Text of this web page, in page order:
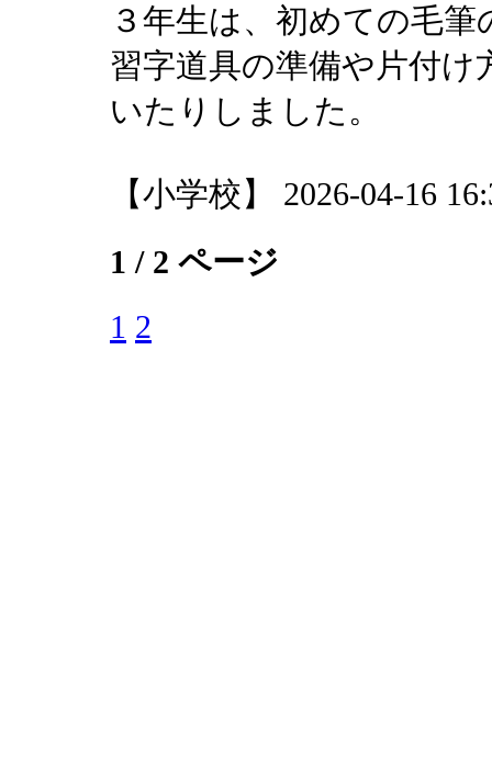
３年生は、初めての毛
習字道具の準備や片付
いたりしました。
【小学校】 2026-04-16
1 / 2 ページ
1 2